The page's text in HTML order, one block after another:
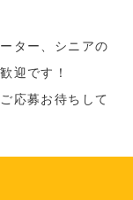
ター、シニアの
迎です！
応募お待ちして